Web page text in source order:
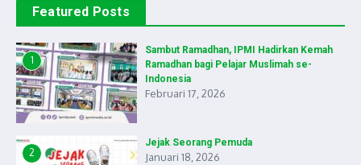
Featured Posts
1
Sambut Ramadhan, IPMI Hadirkan Kemah
Ramadhan bagi Pelajar Muslimah se-
Indonesia
Februari 17, 2026
2
Jejak Seorang Pemuda
Januari 18, 2026